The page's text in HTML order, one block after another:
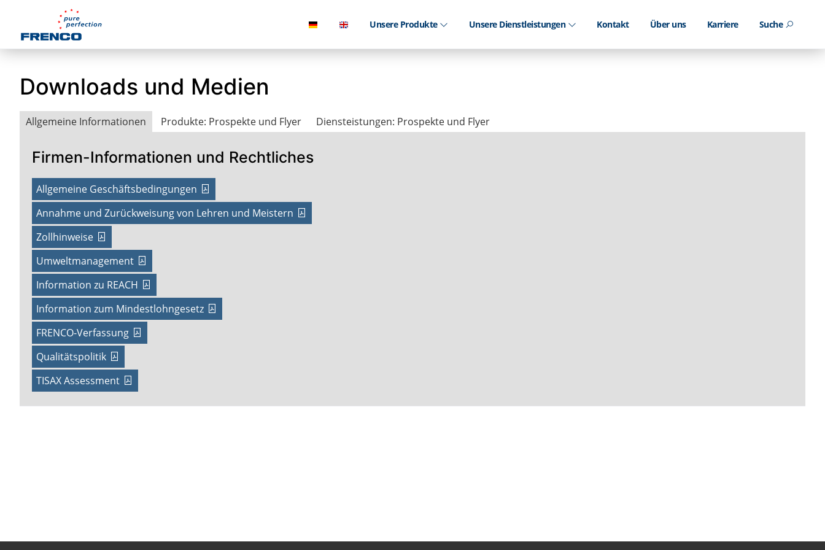
Unsere Produkte Unsere Dienstleistungen Kontakt Über uns Karriere Suche
Downloads und Medien
Allgemeine Informationen
Firmen-Informationen und Rechtliches
Allgemeine Geschäftsbedingungen
Annahme und Zurückweisung von Lehren und Meistern
Zollhinweise
Umweltmanagement
Information zu REACH
Information zum Mindestlohngesetz
FRENCO-Verfassung
Qualitätspolitik
TISAX Assessment
Produkte: Prospekte und Flyer Diensteistungen: Prospekte und Flyer